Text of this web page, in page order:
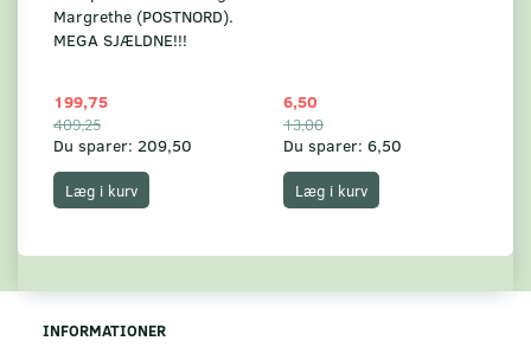
Margrethe (POSTNORD).
MEGA SJÆLDNE!!!
199,75
409,25
Du sparer: 209,50
Læg i kurv
6,50
13,00
Du sparer: 6,50
Læg i kurv
INFORMATIONER